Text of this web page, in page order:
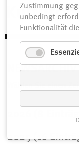
NEWSARCHIV
Wählen Sie einen
2025 (16
Zustimmung
unbedingt
Funktionalität